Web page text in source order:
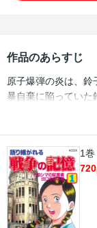
作品のあらすじ
原子爆弾の炎は、
暴自棄に陥ってい
「ヒロシマの証言
い何を思うのか
キュメントシリー
1巻
720